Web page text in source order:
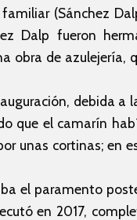
(Sánchez
Dalp fueron
obra de azulejería,
debida a
que el camarín
unas cortinas; en
el paramento
en 2017,